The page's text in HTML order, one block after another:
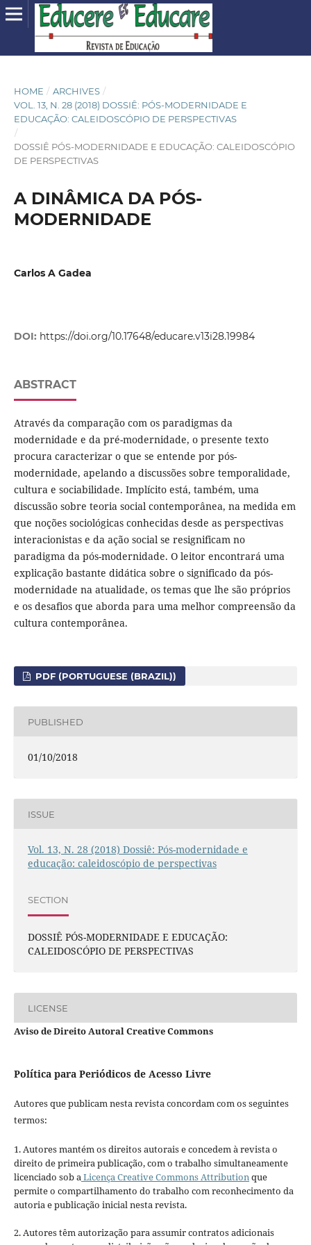
HOME / ARCHIVES /
VOL. 13, N. 28 (2018) DOSSIÊ: PÓS-MODERNIDADE E
EDUCAÇÃO: CALEIDOSCÓPIO DE PERSPECTIVAS
/
DOSSIÊ PÓS-MODERNIDADE E EDUCAÇÃO: CALEIDOSCÓPIO
DE PERSPECTIVAS
A DINÂMICA DA PÓS-
MODERNIDADE
Carlos A Gadea
DOI: https://doi.org/10.17648/educare.v13i28.19984
ABSTRACT
Através da comparação com os paradigmas da
modernidade e da pré-modernidade, o presente texto
procura caracterizar o que se entende por pós-
modernidade, apelando a discussões sobre temporalidade,
cultura e sociabilidade. Implícito está, também, uma
discussão sobre teoria social contemporânea, na medida em
que noções sociológicas conhecidas desde as perspectivas
interacionistas e da ação social se resignificam no
paradigma da pós-modernidade. O leitor encontrará uma
explicação bastante didática sobre o significado da pós-
modernidade na atualidade, os temas que lhe são próprios
e os desafios que aborda para uma melhor compreensão da
cultura contemporânea.
PDF (PORTUGUESE (BRAZIL))
PUBLISHED
01/10/2018
ISSUE
Vol. 13, N. 28 (2018) Dossiê: Pós-modernidade e
educação: caleidoscópio de perspectivas
SECTION
DOSSIÊ PÓS-MODERNIDADE E EDUCAÇÃO:
CALEIDOSCÓPIO DE PERSPECTIVAS
LICENSE
Aviso de Direito Autoral Creative Commons
Política para Periódicos de Acesso Livre
Autores que publicam nesta revista concordam com os seguintes
termos:
1. Autores mantém os direitos autorais e concedem à revista o
direito de primeira publicação, com o trabalho simultaneamente
licenciado sob aLicença Creative Commons Attributionque
permite o compartilhamento do trabalho com reconhecimento da
autoria e publicação inicial nesta revista.
2. Autores têm autorização para assumir contratos adicionais